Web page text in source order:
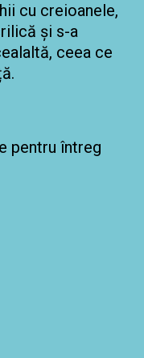
cu creioanele,
și s-a
ceea ce
pentru întreg